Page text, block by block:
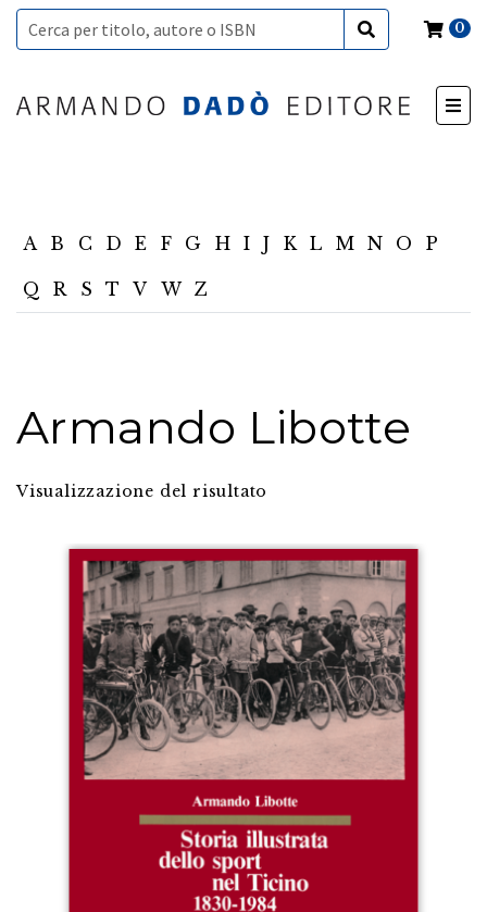
0
A B C D E F G H I J K L M N O P
Q R S T V W Z
Armando Libotte
Visualizzazione del risultato